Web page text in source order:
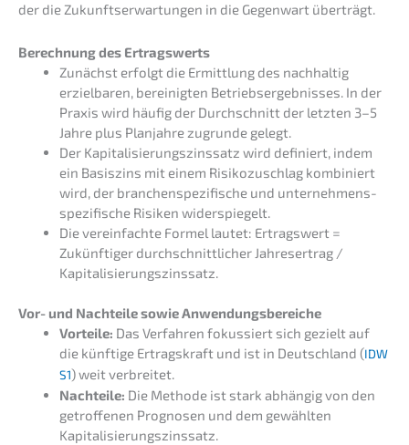
der die Zukunfts­er­war­tun­gen in die Gegen­wart überträgt.
Berech­nung des Ertragswerts
Zunächst erfolgt die Ermitt­lung des nachhal­tig
erziel­ba­ren, berei­nig­ten Betriebs­er­geb­nis­ses. In der
Praxis wird häufig der Durch­schnitt der letzten 3–5
Jahre plus Planjah­re zugrun­de gelegt.
Der Kapita­li­sie­rungs­zins­satz wird definiert, indem
ein Basis­zins mit einem Risiko­zu­schlag kombi­niert
wird, der branchen­spe­zi­fi­sche und unter­neh­mens­
spe­zi­fi­sche Risiken widerspiegelt.
Die verein­fach­te Formel lautet: Ertrags­wert =
Zukünf­ti­ger durch­schnitt­li­cher Jahres­er­trag /
Kapitalisierungszinssatz.
Vor- und Nachtei­le sowie Anwendungsbereiche
Vortei­le: Das Verfah­ren fokus­siert sich gezielt auf
die künfti­ge Ertrags­kraft und ist in Deutsch­land (IDW
S1) weit verbreitet.
Nachtei­le: Die Metho­de ist stark abhän­gig von den
getrof­fe­nen Progno­sen und dem gewähl­ten
Kapitalisierungszinssatz.